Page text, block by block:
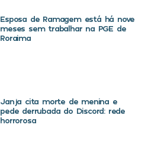
Esposa de Ramagem está há nove
meses sem trabalhar na PGE de
Roraima
Janja cita morte de menina e
pede derrubada do Discord: rede
horrorosa